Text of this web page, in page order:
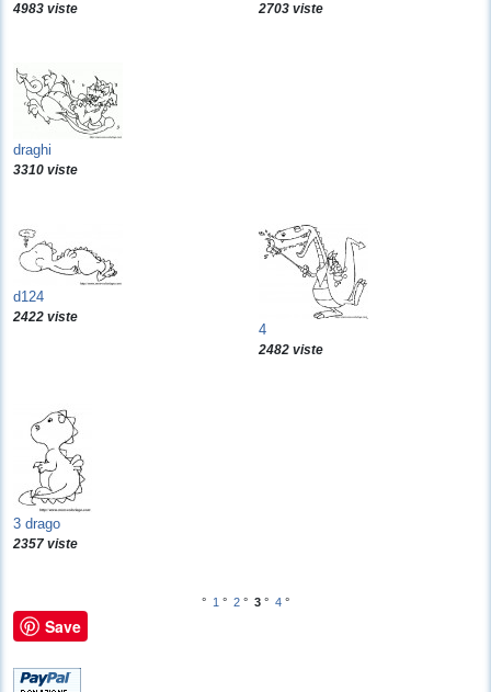
4983 viste 2703 viste
draghi
3310 viste
d124
2422 viste
4
2482 viste
3 drago
2357 viste
° 1 ° 2 ° 3 ° 4 °
Save